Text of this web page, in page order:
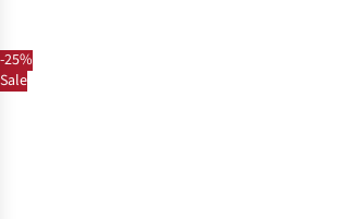
-25%
Sale